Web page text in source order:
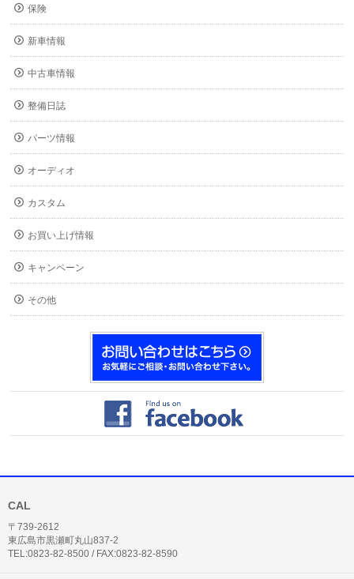
保険
新車情報
中古車情報
整備日誌
パーツ情報
オーディオ
カスタム
お買い上げ情報
キャンペーン
その他
CAL
〒739-2612
東広島市黒瀬町丸山837-2
TEL:0823-82-8500 / FAX:0823-82-8590